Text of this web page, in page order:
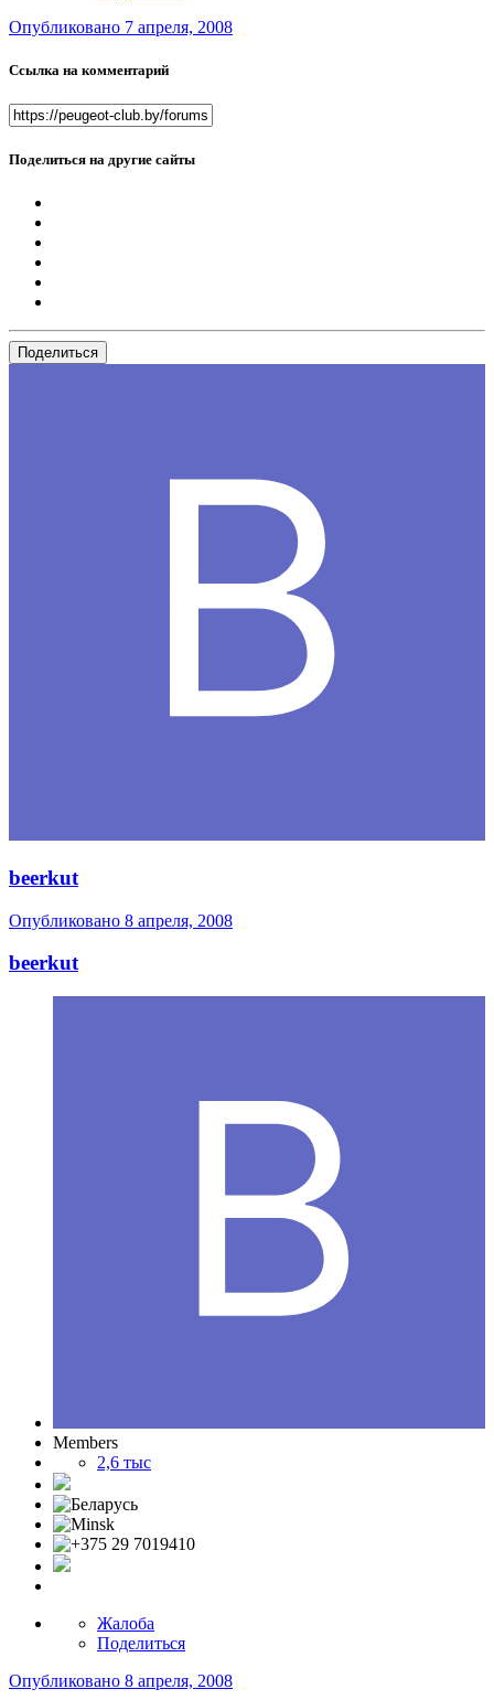
Опубликовано 7 апреля, 2008
Ссылка на комментарий
Поделиться на другие сайты
Поделиться
beerkut
Опубликовано 8 апреля, 2008
beerkut
Members
2,6 тыс
Жалоба
Поделиться
Опубликовано 8 апреля, 2008